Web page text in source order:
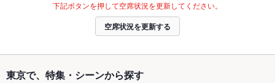
下記ボタンを押して空席状況を更新してください。
空席状況を更新する
東京で、特集・シーンから探す